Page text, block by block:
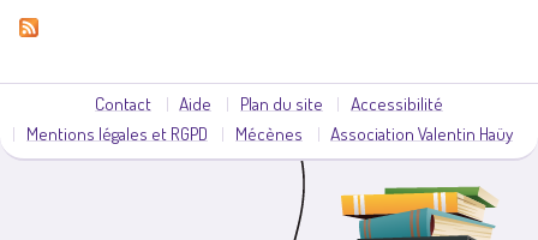
g
s
Contact Aide Plan du site
Accessibilité
Mentions légales et RGPD
Mécènes Association Valentin Haüy